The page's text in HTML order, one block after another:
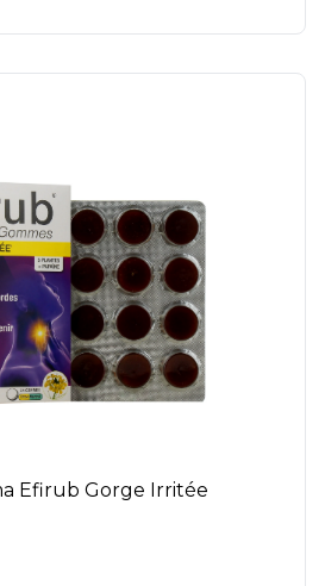
Efirub Gorge Irritée